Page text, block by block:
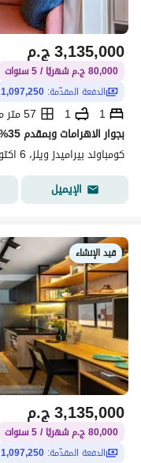
ج.م3,135,000
80,000 ج.م شهريًا / 5 سنوات
الدفعة المقدّمة: 1,097,250 ج.م
1
1
57 متر مربع
كومباوند بيراميدز ويلز، 6 اكتوبر، الجيزة
الإيميل
قيد الإنشاء
ج.م3,135,000
80,000 ج.م شهريًا / 5 سنوات
الدفعة المقدّمة: 1,097,250 ج.م